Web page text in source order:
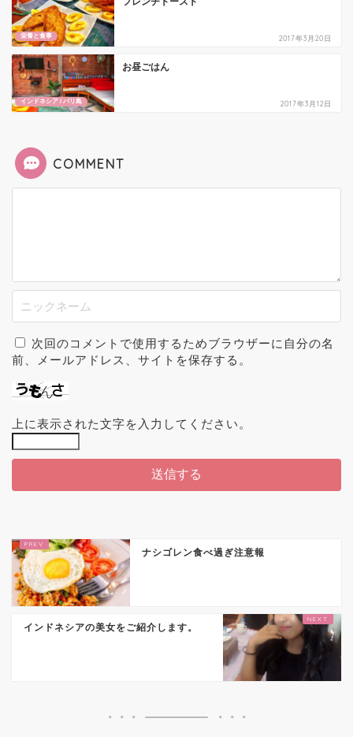
栄養と食事 2017年3月20日
インドネシア / バリ島
お昼ごはん
2017年3月12日
COMMENT
次回のコメントで使用するためブラウザーに自分の名
前、メールアドレス、サイトを保存する。
上に表示された文字を入力してください。
ナシゴレン食べ過ぎ注意報
インドネシアの美女をご紹介します。